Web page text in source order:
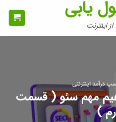
یابی
اینترنت
درآمد اینترنتی
مهم سئو ( قسمت
)